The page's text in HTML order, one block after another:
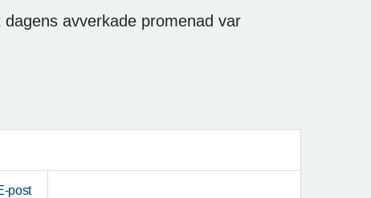
avverkade promenad var
post